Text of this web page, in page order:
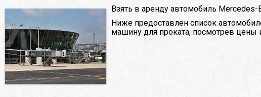
Взять в аренду автомобиль
Ниже предоставлен список
машину для проката, посмотрев цены